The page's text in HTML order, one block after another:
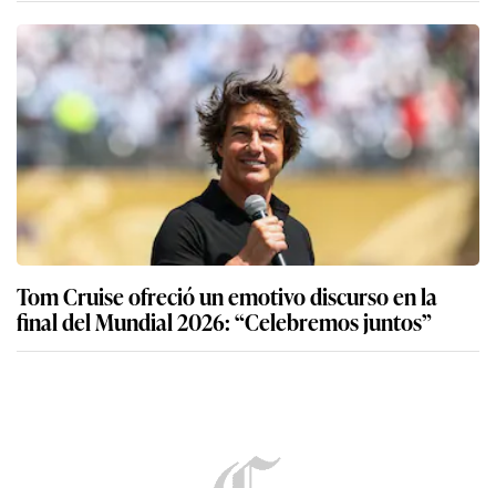
Tom Cruise ofreció un emotivo discurso en la
final del Mundial 2026: “Celebremos juntos”